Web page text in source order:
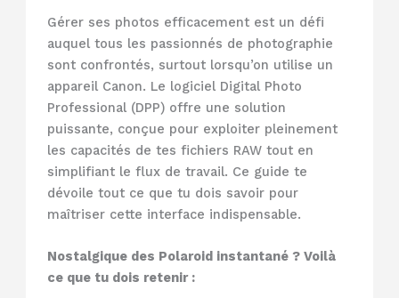
Gérer ses photos efficacement est un défi
auquel tous les passionnés de photographie
sont confrontés, surtout lorsqu’on utilise un
appareil Canon. Le logiciel Digital Photo
Professional (DPP) offre une solution
puissante, conçue pour exploiter pleinement
les capacités de tes fichiers RAW tout en
simplifiant le flux de travail. Ce guide te
dévoile tout ce que tu dois savoir pour
maîtriser cette interface indispensable.
Nostalgique des Polaroid instantané ? Voilà
ce que tu dois retenir :